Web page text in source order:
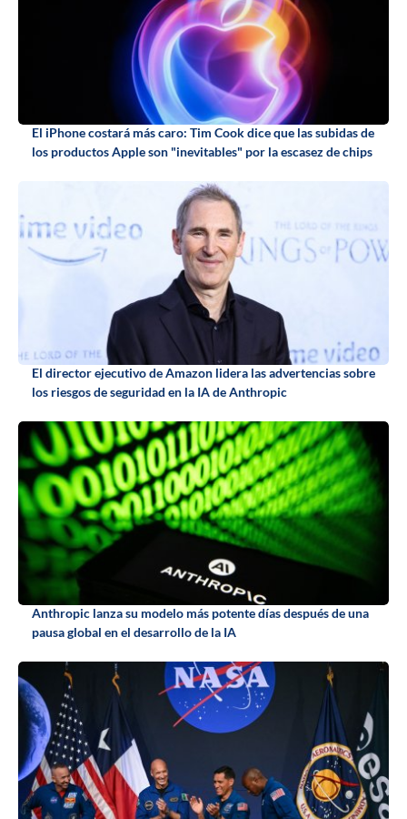
El iPhone costará más caro: Tim Cook dice que las subidas de
los productos Apple son "inevitables" por la escasez de chips
El director ejecutivo de Amazon lidera las advertencias sobre
los riesgos de seguridad en la IA de Anthropic
Anthropic lanza su modelo más potente días después de una
pausa global en el desarrollo de la IA